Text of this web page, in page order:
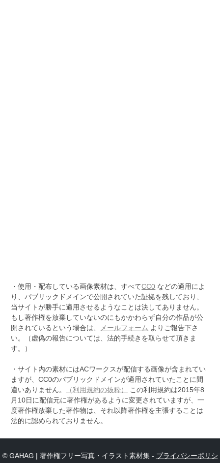
・使用・配布している画像素材は、すべてCC0 などの適用によ
り、パブリックドメインで公開されていた証拠を残しており、
当サイトが勝手に適用させるようなことは決してありません。
もし著作権を放棄していないのにもかかわらず自分の作品が公
開されているという場合は、
メールフォーム よりご報告下さ
い。（虚偽の報告については、法的手続きを取らせて頂きま
す。）
・サイト内の素材にはACワークスが配信する画像が含まれてい
ますが、CC0のパブリックドメインが適用されていたことに間
違いありません。
（利用規約の抜粋）
この利用規約は2015年8
月10日に配信元に著作権があるように変更されていますが、一
度著作権放棄した著作物は、それ以降著作権を主張することは
法的に認められておりません。
© GAHAG | 著作権フリー写真・イラスト素材集 - プライバシーポリシ